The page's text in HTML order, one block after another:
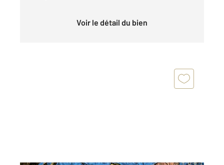
Voir le détail du bien